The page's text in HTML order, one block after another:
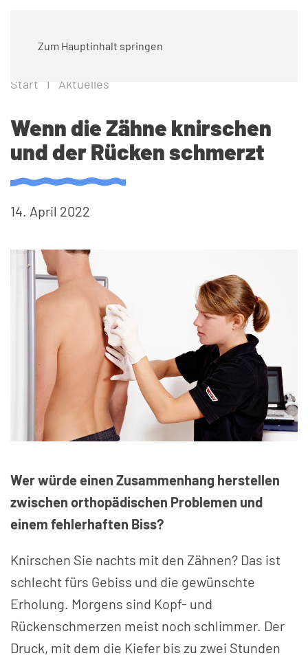
Zum Hauptinhalt springen
Start Aktuelles
Wenn die Zähne knirschen
und der Rücken schmerzt
14. April 2022
Wer würde einen Zusammenhang herstellen
zwischen orthopädischen Problemen und
einem fehlerhaften Biss?
Knirschen Sie nachts mit den Zähnen? Das ist
schlecht fürs Gebiss und die gewünschte
Erholung. Morgens sind Kopf- und
Rückenschmerzen meist noch schlimmer. Der
Druck, mit dem die Kiefer bis zu zwei Stunden